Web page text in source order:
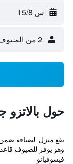
س 15/8
2 من الضيوف، غرفة واحدة
حول بالاتزو
وهو يوفر للضيوف
فيسوفيانو.